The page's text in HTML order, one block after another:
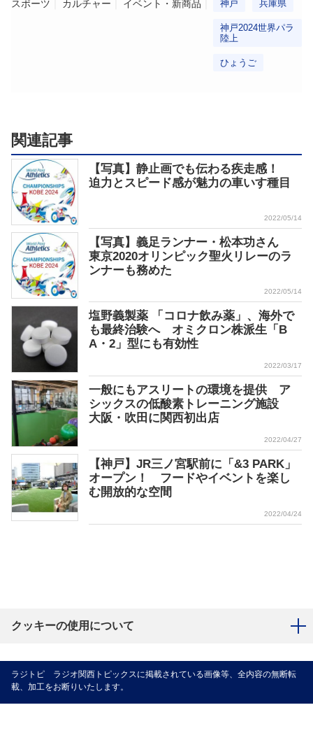
スポーツ カルチャー イベント・新商品 神戸 兵庫県
神戸2024世界パラ
陸上
ひょうご
関連記事
【写真】静止画でも伝わる疾走感！
迫力とスピード感が魅力の車いす種目
2022/05/14
【写真】義足ランナー・松本功さん
東京2020オリンピック聖火リレーのラ
ンナーも務めた
2022/05/14
塩野義製薬 「コロナ飲み薬」、海外で
も最終治験へ オミクロン株派生「B
A・2」型にも有効性
2022/03/17
一般にもアスリートの環境を提供 ア
シックスの低酸素トレーニング施設
大阪・吹田に関西初出店
2022/04/27
【神戸】JR三ノ宮駅前に「&3 PARK」
オープン！ フードやイベントを楽し
む開放的な空間
2022/04/24
クッキーの使用について
ラジトピ ラジオ関西トピックスに掲載されている画像等、全内容の無断転
載、加工をお断りいたします。